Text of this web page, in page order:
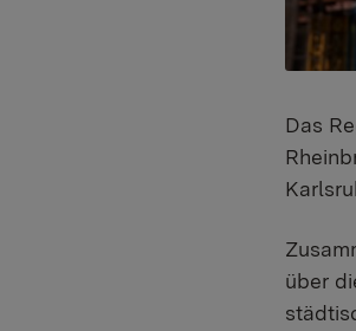
Das
über